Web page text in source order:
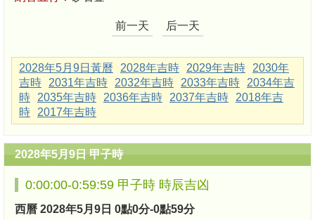
前一天 后一天
2028年5月9日黃曆 2028年吉時 2029年吉時
2030年
吉時
2031年吉時 2032年吉時 2033年吉時
2034年吉
時
2035年吉時 2036年吉時 2037年吉時
2018年吉
時
2017年吉時
2028年5月9日 甲子時
0:00:00-0:59:59 甲子時 時辰吉凶
西曆 2028年5月9日 0點0分-0點59分